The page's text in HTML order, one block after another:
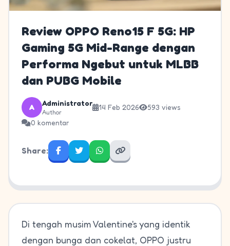
Review OPPO Reno15 F 5G: HP
Gaming 5G Mid-Range dengan
Performa Ngebut untuk MLBB
dan PUBG Mobile
A Administrator
Author
14 Feb 2026
593 views
0 komentar
Share:
Di tengah musim Valentine's yang identik
dengan bunga dan cokelat, OPPO justru